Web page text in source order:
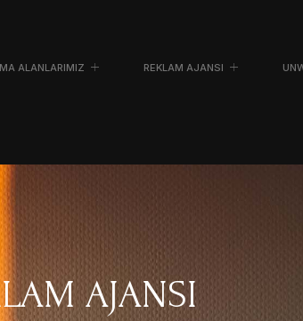
ALANLARIMIZ REKLAM AJANSI
AJANSI